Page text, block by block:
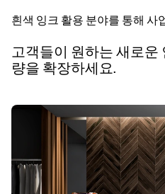
흰색 잉크 활용 분야를 통해 사
고객들이 원하는 새로운
량을 확장하세요.